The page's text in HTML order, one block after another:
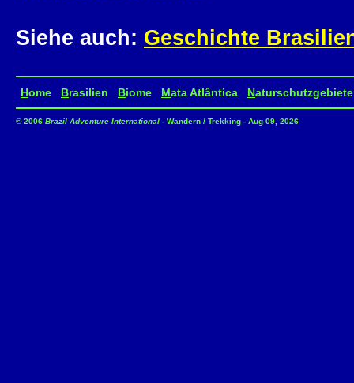
Siehe auch: Geschichte
Home Brasilien Biome Mata Atlântica Naturschutzgebiete
© 2006 Brazil Adventure International - Wandern / Trekking - Aug 09, 2026